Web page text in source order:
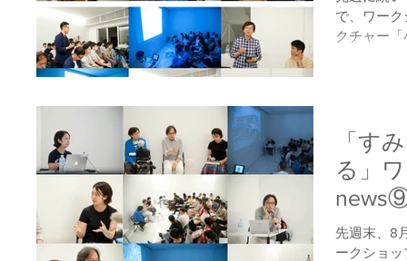
で、ワー
クチャー
「す
る」
ショ
先週末、8
ークショ